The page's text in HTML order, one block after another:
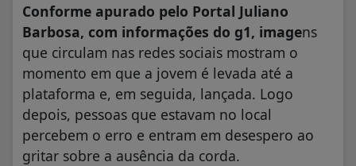
Conforme apurado pelo Portal Juliano
Barbosa, com informações do g1, imagens
que circulam nas redes sociais mostram o
momento em que a jovem é levada até a
plataforma e, em seguida, lançada. Logo
depois, pessoas que estavam no local
percebem o erro e entram em desespero ao
gritar sobre a ausência da corda.